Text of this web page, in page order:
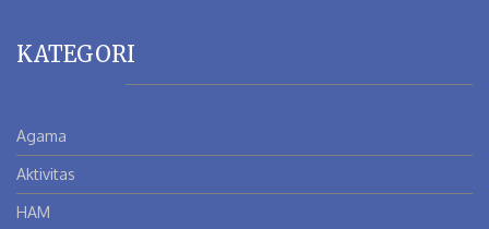
KATEGORI
Agama
Aktivitas